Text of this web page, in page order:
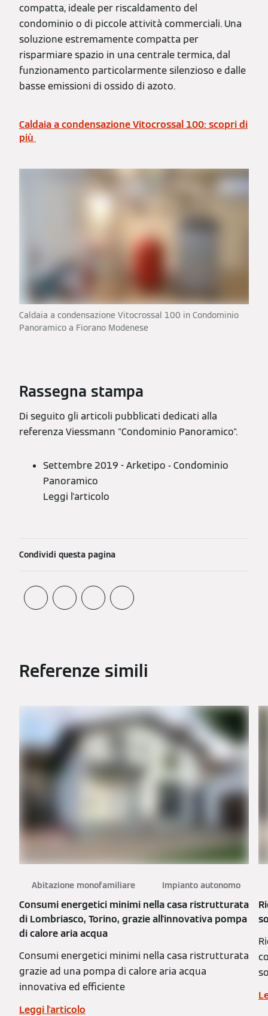
compatta, ideale per riscaldamento del
condominio o di piccole attività commerciali. Una
soluzione estremamente compatta per
risparmiare spazio in una centrale termica, dal
funzionamento particolarmente silenzioso e dalle
basse emissioni di ossido di azoto.
Caldaia a condensazione Vitocrossal 100: scopri di
più
Caldaia a condensazione Vitocrossal 100 in Condominio
Panoramico a Fiorano Modenese
Rassegna stampa
Di seguito gli articoli pubblicati dedicati alla
referenza Viessmann "Condominio Panoramico".
Settembre 2019 - Arketipo - Condominio
Panoramico
Leggi l'articolo
Condividi questa pagina
Referenze simili
Abitazione monofamiliare Impianto autonomo
Consumi energetici minimi nella casa ristrutturata
di Lombriasco, Torino, grazie all'innovativa pompa
di calore aria acqua
Consumi energetici minimi nella casa ristrutturata
grazie ad una pompa di calore aria acqua
innovativa ed efficiente
Leggi l'articolo